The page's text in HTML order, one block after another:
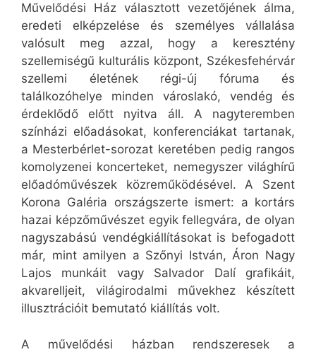
Művelődési Ház választott vezetőjének álma,
eredeti elképzelése és személyes vállalása
valósult meg azzal, hogy a keresztény
szellemiségű kulturális központ, Székesfehérvár
szellemi életének régi-új fóruma és
találkozóhelye minden városlakó, vendég és
érdeklődő előtt nyitva áll. A nagyteremben
színházi előadásokat, konferenciákat tartanak,
a Mesterbérlet-sorozat keretében pedig rangos
komolyzenei koncerteket, nemegyszer világhírű
előadóművészek közreműködésével. A Szent
Korona Galéria országszerte ismert: a kortárs
hazai képzőművészet egyik fellegvára, de olyan
nagyszabású vendégkiállításokat is befogadott
már, mint amilyen a Szőnyi István, Áron Nagy
Lajos munkáit vagy Salvador Dalí grafikáit,
akvarelljeit, világirodalmi művekhez készített
illusztrációit bemutató kiállítás volt.
A művelődési házban rendszeresek a